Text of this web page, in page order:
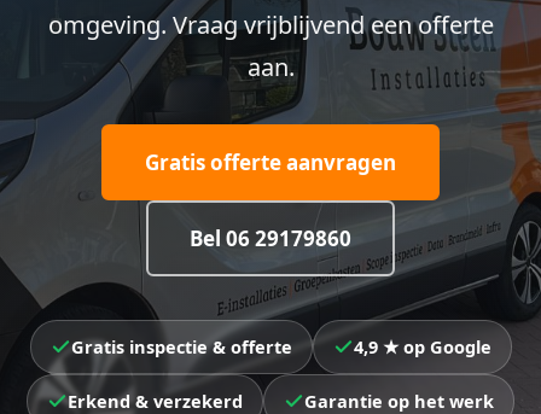
omgeving. Vraag vrijblijvend een offerte
aan.
Gratis offerte aanvragen
Bel 06 29179860
Gratis inspectie & offerte 4,9 ★ op Google
Erkend & verzekerd Garantie op het werk